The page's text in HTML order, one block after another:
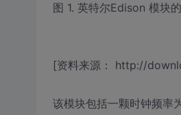
图 1. 英特尔Edison 模块
[资料来源： http://
该模块包括一颗时钟频